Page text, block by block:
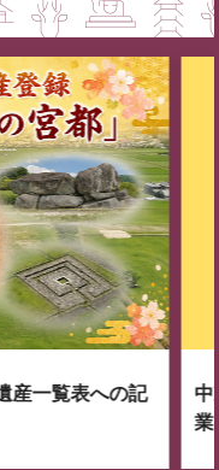
産一覧表への記
中
業